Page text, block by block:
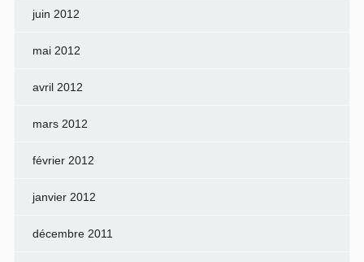
juin 2012
mai 2012
avril 2012
mars 2012
février 2012
janvier 2012
décembre 2011